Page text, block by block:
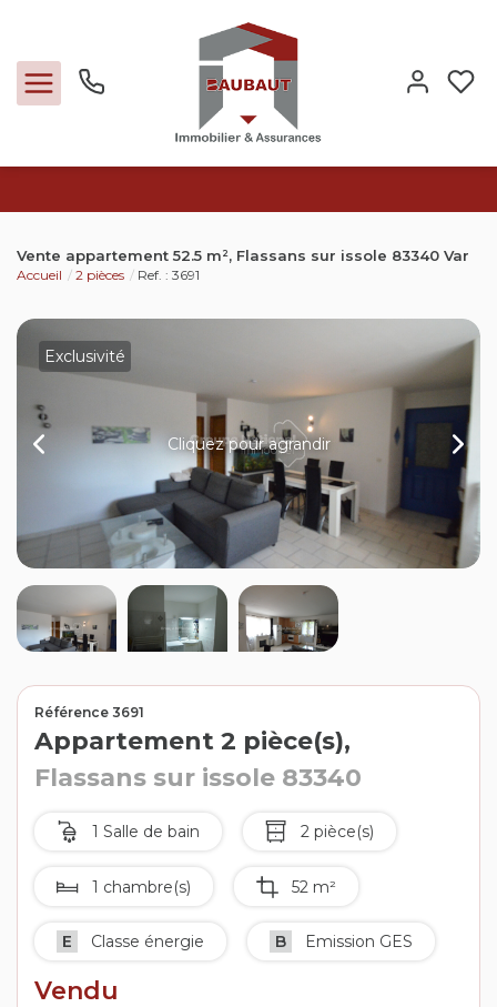
Locations
Expertise
Nos métiers
Contact
Extranet
Estimation
Avis clients
Vente appartement 52.5 m², Flassans sur issole 83340 Var
Accueil 2 pièces Ref. : 3691
Exclusivité
Cliquez pour agrandir
Référence 3691
Appartement 2 pièce(s),
Flassans sur issole 83340
1 Salle de bain 2 pièce(s)
1 chambre(s) 52 m²
E Classe énergie B Emission GES
Vendu